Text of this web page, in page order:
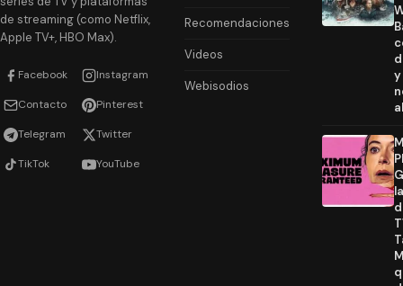
de streaming (como Netflix,
Apple TV+, HBO Max).
Facebook Instagram
Contacto Pinterest
Telegram Twitter
TikTok YouTube
Recomendaciones
Videos
Webisodios
y